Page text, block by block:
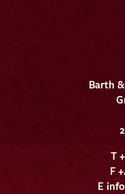
Barth
T
F
E